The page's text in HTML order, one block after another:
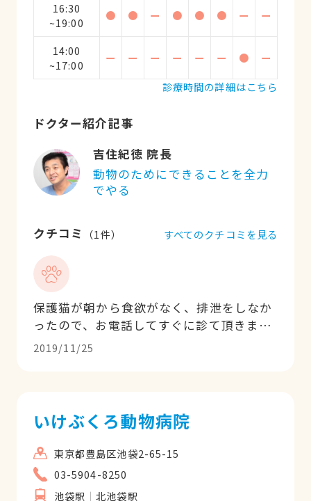
16:30
~19:00
● ● ー ● ● ● ー ー
14:00
~17:00
ー ー ー ー ー ー ●
ー
診療時間の詳細はこちら
ドクター紹介記事
吉住紀徳 院長
動物のためにできることを全力
でやる
クチコミ （1件）
保護猫が朝から食欲がなく、排泄をしなか
ったので、お電話してすぐに診て頂きまし
た。診察に真剣になっている時は、人間に
は少しそっけないくらい、動物に真面目に
い先生に戻りました。飼い主の人間に対し
て気を遣う先生よりも、これくらいのほう
が頼りがいがあります。また、保定の際に
私が噛まれてしまったのですが、受付のお
姉さんも優しく絆創膏をくれて、心配して
2019/11/25
すべてのクチコミを見る
いけぶくろ動物病院
東京都豊島区池袋2-65-15
03-5904-8250
池袋駅
北池袋駅